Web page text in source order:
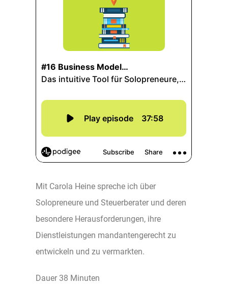
Mit Carola Heine spreche ich über
Solopreneure und Steuerberater und deren
besondere Herausforderungen, ihre
Dienstleistungen mandantengerecht zu
entwickeln und zu vermarkten.
Dauer 38 Minuten